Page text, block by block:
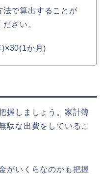
で算出することが
さい。
か月)
握しましょう。家計簿
駄な出費をしているこ
がいくらなのかも把握